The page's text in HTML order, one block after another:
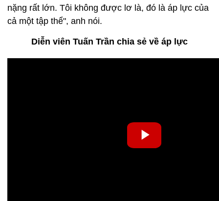
nặng rất lớn. Tôi không được lơ là, đó là áp lực của
cả một tập thể", anh nói.
Diễn viên Tuấn Trần chia sẻ về áp lực